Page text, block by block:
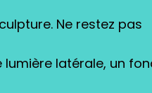
Ne restez pas
lumière latérale, un